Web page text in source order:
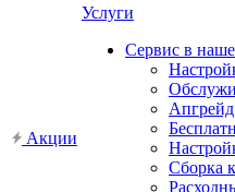
Акции
Услуги
Сервис в
Сборка